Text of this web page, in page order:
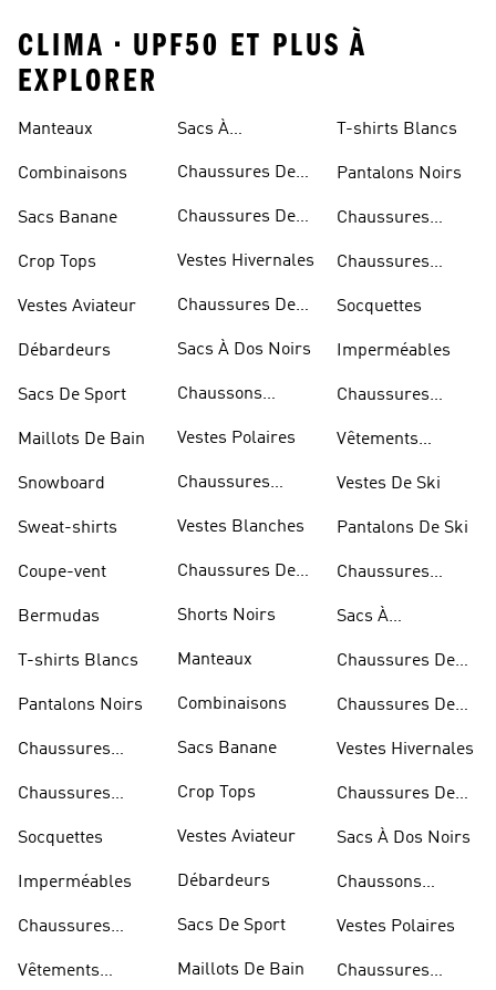
CLIMA • UPF50 ET PLUS À
EXPLORER
Manteaux
Combinaisons
Sacs Banane
Crop Tops
Vestes Aviateur
Débardeurs
Sacs De Sport
Maillots De Bain
Snowboard
Sweat-shirts
Coupe-vent
Bermudas
T-shirts Blancs
Pantalons Noirs
Chaussures
Chaussures
Socquettes
Imperméables
Chaussures
Vêtements
Sacs À
Chaussures De
Chaussures De
Vestes Hivernales
Chaussures De
Sacs À Dos Noirs
Chaussons
Vestes Polaires
Chaussures
Vestes Blanches
Chaussures De
Shorts Noirs
Manteaux
Combinaisons
Sacs Banane
Crop Tops
Vestes Aviateur
Débardeurs
Sacs De Sport
Maillots De Bain
T-shirts Blancs
Pantalons Noirs
Chaussures
Chaussures
Socquettes
Imperméables
Chaussures
Vêtements
Vestes De Ski
Pantalons De Ski
Chaussures
Sacs À
Chaussures De
Chaussures De
Vestes Hivernales
Chaussures De
Sacs À Dos Noirs
Chaussons
Vestes Polaires
Chaussures